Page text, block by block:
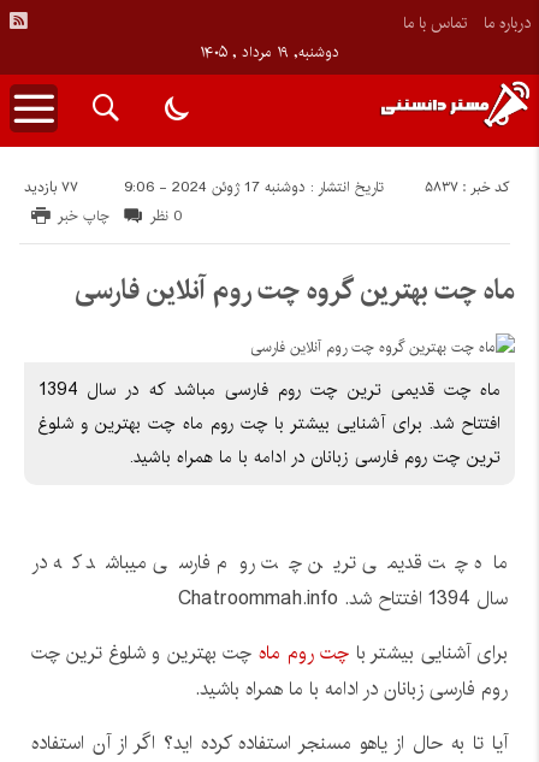
درباره ما تماس با ما
دوشنبه, ۱۹ مرداد , ۱۴۰۵
تاریخ انتشار : دوشنبه 17 ژوئن 2024 - 9:06 77 بازدید کد خبر : 5837
چاپ خبر 0 نظر
ماه چت بهترین گروه چت روم آنلاین فارسی
ماه چت قدیمی ترین چت روم فارسی مباشد که در سال 1394
افتتاح شد. برای آشنایی بیشتر با چت روم ماه چت بهترین و شلوغ
ترین چت روم فارسی زبانان در ادامه با ما همراه باشید.
ماه چت قدیمی ترین چت روم فارسی میباشد که در
سال 1394 افتتاح شد. Chatroommah.info
برای آشنایی بیشتر با چت روم ماه چت بهترین و شلوغ ترین چت
روم فارسی زبانان در ادامه با ما همراه باشید.
آیا تا به حال از یاهو مسنجر استفاده کرده اید؟ اگر از آن استفاده